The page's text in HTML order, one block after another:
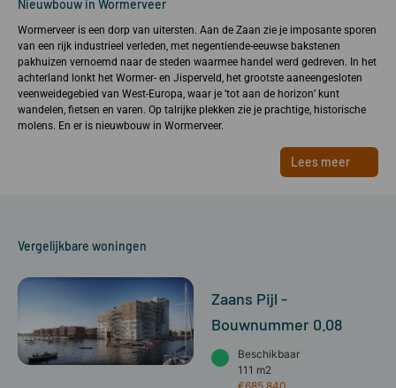
Nieuwbouw in Wormerveer
Wormerveer is een dorp van uitersten. Aan de Zaan zie je imposante sporen
van een rijk industrieel verleden, met negentiende-eeuwse bakstenen
pakhuizen vernoemd naar de steden waarmee handel werd gedreven. In het
achterland lonkt het Wormer- en Jisperveld, het grootste aaneengesloten
veenweidegebied van West-Europa, waar je ’tot aan de horizon’ kunt
wandelen, fietsen en varen. Op talrijke plekken zie je prachtige, historische
molens. En er is nieuwbouw in Wormerveer.
Lees meer
Vergelijkbare woningen
Zaans Pijl -
Bouwnummer 0.08
Beschikbaar
111 m2